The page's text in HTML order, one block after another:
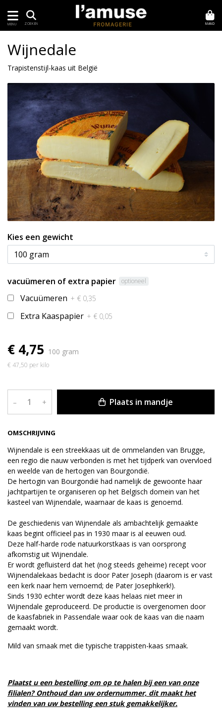
MENU ZOEKEN MAND
OMSCHRIJVING
Wijnendale is een streekkaas uit de ommelanden van Brugge,
een regio die nauw verbonden is met het tijdperk van overvloed
en weelde van de hertogen van Bourgondië.
De hertogin van Bourgondië had namelijk de gewoonte haar
jachtpartijen te organiseren op het Belgisch domein van het
kasteel van Wijnendale, waarnaar de kaas is genoemd.
De geschiedenis van Wijnendale als ambachtelijk gemaakte
kaas begint officieel pas in 1930 maar is al eeuwen oud.
Deze half-harde rode natuurkorstkaas is van oorsprong
afkomstig uit Wijnendale.
Er wordt gefluisterd dat het (nog steeds geheime) recept voor
Wijnendalekaas bedacht is door Pater Joseph (daarom is er vast
een kerk naar hem vernoemd; de Pater Josephkerk!).
Sinds 1930 echter wordt deze kaas helaas niet meer in
Wijnendale geproduceerd. De productie is overgenomen door
de kaasfabriek in Passendale waar ook de kaas van die naam
gemaakt wordt.
Mild van smaak met die typische trappisten-kaas smaak.
Plaatst u een bestelling om op te halen bij een van onze
filialen? Onthoud dan uw ordernummer, dit maakt het
vinden van uw bestelling een stuk gemakkelijker.
Wijnedale
Trapistenstijl-kaas uit België
Kies een gewicht
vacuümeren of extra papier optioneel
Vacuümeren + € 0,35
Extra Kaaspapier + € 0,05
€ 4,75 100 gram
€ 47,50 per kilo
– + Plaats in mandje